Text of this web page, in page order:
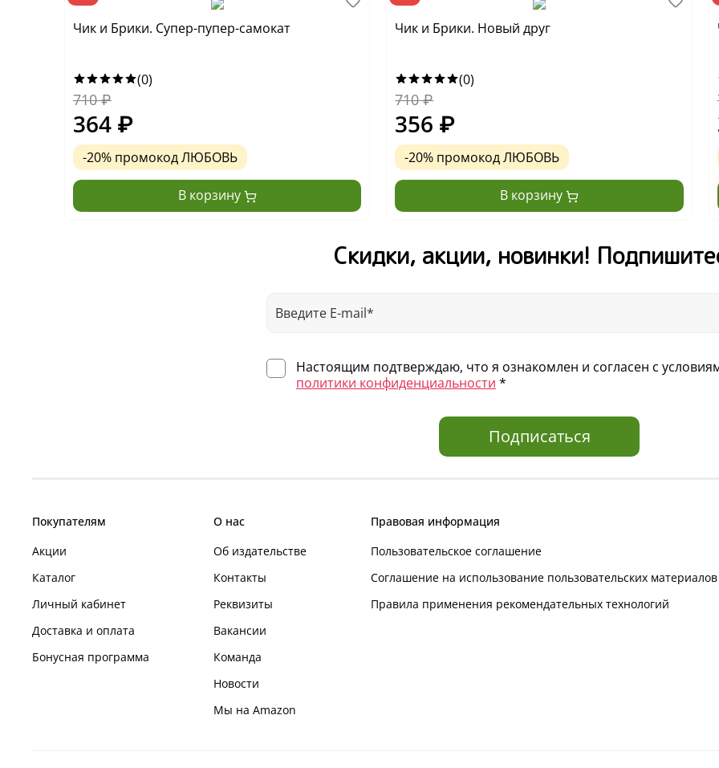
Чик и Брики. Супер-пупер-самокат
(0)
710₽
364 ₽
-20% промокод ЛЮБОВЬ
В корзину
Чик и Брики. Новый друг
(0)
710₽
356 ₽
-20% промокод ЛЮБОВЬ
В корзину
Скидки, акции, новинки!
Настоящим подтверждаю, что я ознакомлен и согласен с
политики конфиденциальности *
Подписаться
Покупателям
Акции
Каталог
Личный кабинет
Доставка и оплата
Бонусная программа
О нас
Об издательстве
Контакты
Реквизиты
Вакансии
Команда
Новости
Мы на Amazon
Правовая информация
Пользовательское соглашение
Соглашение на использование пользовательских материалов
Правила применения рекомендательных технологий